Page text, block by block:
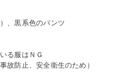
、黒系色のパンツ
る服はＮＧ
故防止、安全衛生のため）